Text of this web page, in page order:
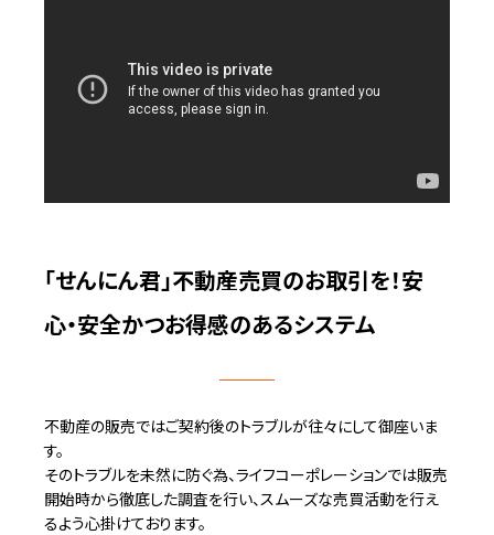
「せんにん君」不動産売買のお取引を！安
心・安全かつお得感のあるシステム
不動産の販売ではご契約後のトラブルが往々にして御座いま
す。
そのトラブルを未然に防ぐ為、ライフコーポレーションでは販売
開始時から徹底した調査を行い、スムーズな売買活動を行え
るよう心掛けております。